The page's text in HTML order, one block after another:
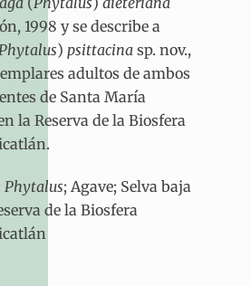
1998 y se describe a
Phytalus) psittacina sp. nov.,
adultos de ambos
de Santa María
la Reserva de la Biosfera
Phytalus; Agave; Selva baja
de la Biosfera